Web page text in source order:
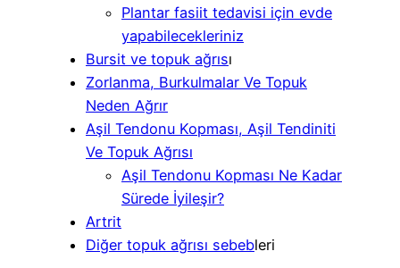
Plantar fasiit tedavisi için evde
yapabilecekleriniz
Bursit ve topuk ağrısı
Zorlanma, Burkulmalar Ve Topuk
Neden Ağrır
Aşil Tendonu Kopması, Aşil Tendiniti
Ve Topuk Ağrısı
Aşil Tendonu Kopması Ne Kadar
Sürede İyileşir?
Artrit
Diğer topuk ağrısı sebebleri